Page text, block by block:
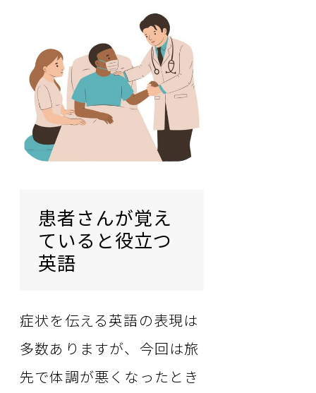
患者さんが覚え
ていると役立つ
英語
症状を伝える英語の表現は
多数ありますが、今回は旅
先で体調が悪くなったとき